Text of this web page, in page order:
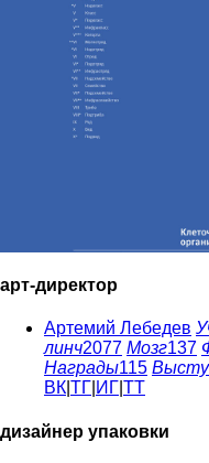
арт-директор
Артемий Лебедев
линч2077 Мозг137
Награды115
ВК ТГ ИГ ТТ
дизайнер упаковки